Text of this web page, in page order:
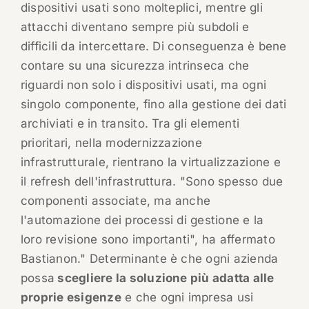
dispositivi usati sono molteplici, mentre gli
attacchi diventano sempre più subdoli e
difficili da intercettare. Di conseguenza è bene
contare su una sicurezza intrinseca che
riguardi non solo i dispositivi usati, ma ogni
singolo componente, fino alla gestione dei dati
archiviati e in transito. Tra gli elementi
prioritari, nella modernizzazione
infrastrutturale, rientrano la virtualizzazione e
il refresh dell'infrastruttura. "Sono spesso due
componenti associate, ma anche
l'automazione dei processi di gestione e la
loro revisione sono importanti", ha affermato
Bastianon." Determinante è che ogni azienda
possa scegliere la soluzione più adatta alle
proprie esigenzee che ogni impresa usi